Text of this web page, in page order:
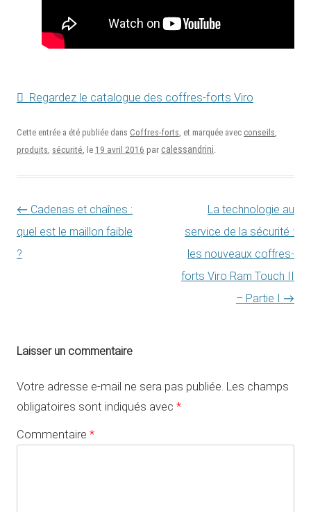
Regardez le catalogue des coffres-forts Viro
Cette entrée a été publiée dans Coffres-forts , et marquée avec conseils
produits sécurité , le 19 avril 2016 par calessandrini
Navigation des articles
← Cadenas et chaînes :
quel est le maillon faible
?
La technologie au
service de la sécurité :
les nouveaux coffres-
forts Viro Ram Touch II
– Partie I →
Laisser un commentaire
Votre adresse e-mail ne sera pas publiée. Les champs
obligatoires sont indiqués avec *
Commentaire *